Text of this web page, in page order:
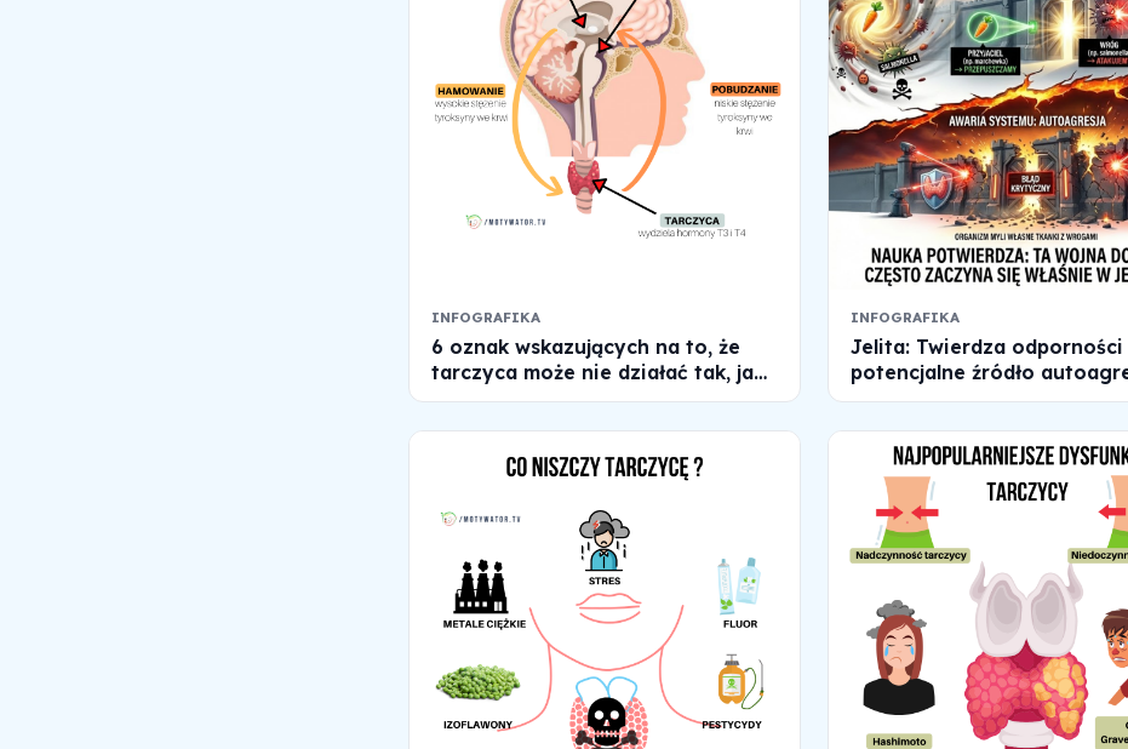
INFOGRAFIKA
6 oznak wskazujących na to, że
tarczyca może nie działać tak, jak
powinna. 6 Najczęstszych chorób
INFOGRAFIKA
Jelita: Twierdza odporności
potencjalne źródło